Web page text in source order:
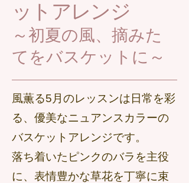
ットアレンジ
～初夏の風、摘みた
てをバスケットに～
風薫る5月のレッスンは日常を彩
る、優美なニュアンスカラーの
バスケットアレンジです。
落ち着いたピンクのバラを主役
に、表情豊かな草花を丁寧に束